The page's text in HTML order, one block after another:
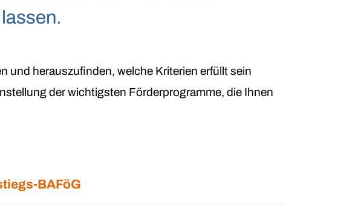
und herauszufinden, welche Kriterien erfüllt sein
der wichtigsten Förderprogramme, die Ihnen
BAFöG